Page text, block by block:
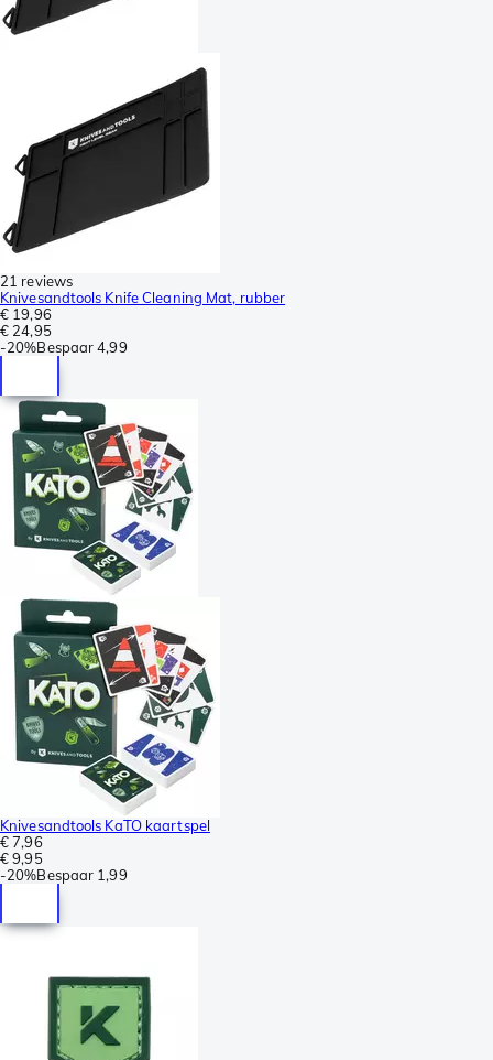
21 reviews
Knivesandtools Knife Cleaning Mat, rubber
€ 19,96
€ 24,95
-20%Bespaar 4,99
Knivesandtools KaTO kaartspel
€ 7,96
€ 9,95
-20%Bespaar 1,99